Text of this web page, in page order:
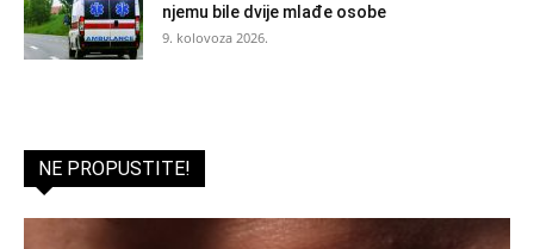
njemu bile dvije mlađe osobe
9. kolovoza 2026.
NE PROPUSTITE!